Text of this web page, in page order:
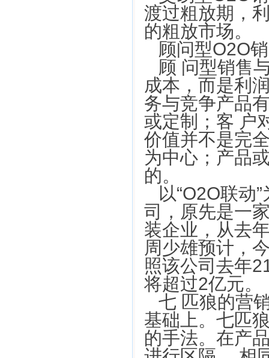
渡过粗放期，
的粗放市场。
顾问型O2O
顾 问型销售
成本，而是利
务与竞争产品
或定制；客 户
价值并不是完
为中心；产品
的。
以“O2O联动
司，原先是一
装企业，从去
周少雄预计，
照该公司去年
将超过2亿元。
七 匹狼的营
基础上。七匹
的手法。在产